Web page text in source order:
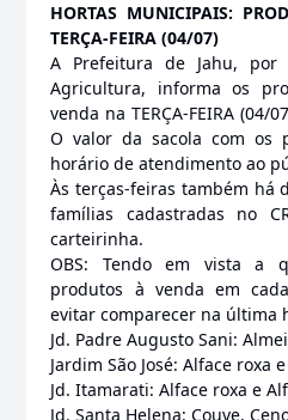
HORTAS MUNICIPAIS:
TERÇA-FEIRA (04/07)
A Prefeitura de Jahu, por
Agricultura, informa os
venda na TERÇA-FEIRA (04/
O valor da sacola com os
horário de atendimento ao
Às terças-feiras também há
famílias cadastradas no
carteirinha.
OBS: Tendo em vista a
produtos à venda em
evitar comparecer na última
Jd. Padre Augusto Sani:
Jardim São José: Alface roxa
Jd. Itamarati: Alface roxa e
Jd. Santa Helena: Couve,